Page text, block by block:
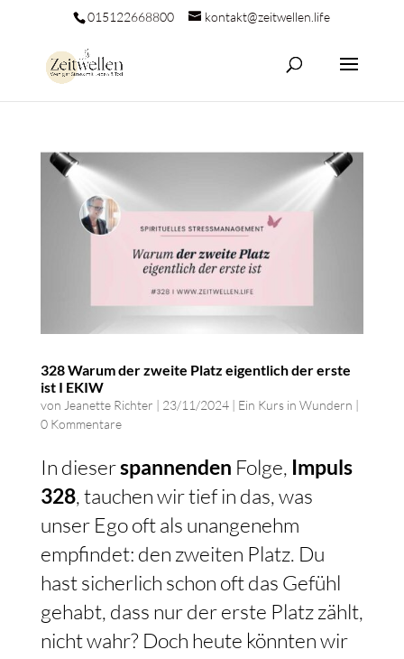
015122668800 kontakt@zeitwellen.life
328 Warum der zweite Platz eigentlich der erste
ist I EKIW
von Jeanette Richter | 23/11/2024| Ein Kurs in Wundern |
0 Kommentare
In dieserspannenden Folge, Impuls
328, tauchen wir tief in das, was
unser Ego oft als unangenehm
empfindet: den zweiten Platz. Du
hast sicherlich schon oft das Gefühl
gehabt, dass nur der erste Platz zählt,
nicht wahr? Doch heute könnten wir